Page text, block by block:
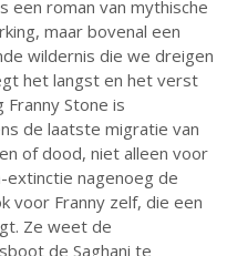
2022
2022
2022
2022
2022
juni 2022
2022
2022
een roman van mythische
maar bovenal een
wildernis die we dreigen
het langst en het verst
Stone is
de laatste migratie van
of dood, niet alleen voor
extinctie nagenoeg de
voor Franny zelf, die een
Ze weet de
de Saghani te